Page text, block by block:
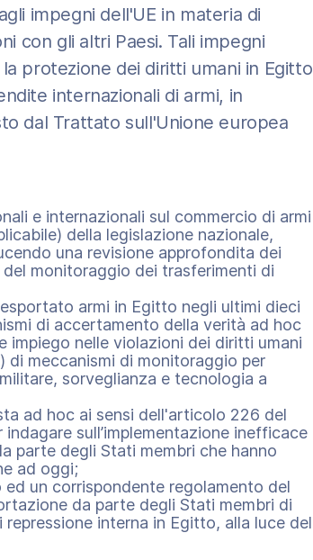
impegni dell'UE in materia di
con gli altri Paesi. Tali impegni
protezione dei diritti umani in Egitto
internazionali di armi, in
dal Trattato sull'Unione europea
e internazionali sul commercio di armi
della legislazione nazionale,
una revisione approfondita dei
monitoraggio dei trasferimenti di
armi in Egitto negli ultimi dieci
di accertamento della verità ad hoc
impiego nelle violazioni dei diritti umani
meccanismi di monitoraggio per
sorveglianza e tecnologia a
ad hoc ai sensi dell'articolo 226 del
sull’implementazione inefficace
parte degli Stati membri che hanno
ad oggi;
un corrispondente regolamento del
da parte degli Stati membri di
interna in Egitto, alla luce del